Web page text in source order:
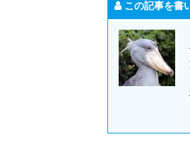
この記事を書